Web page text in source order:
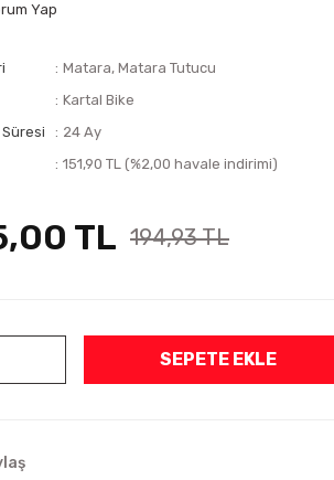
Yap
Matara, Matara Tutucu
Kartal Bike
24 Ay
151,90 TL (%2,00 havale indirimi)
TL 194,93 TL
SEPETE EKLE